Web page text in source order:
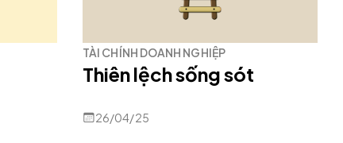
TÀI CHÍNH DOANH NGHIỆP
Thiên lệch sống sót
26/04/25